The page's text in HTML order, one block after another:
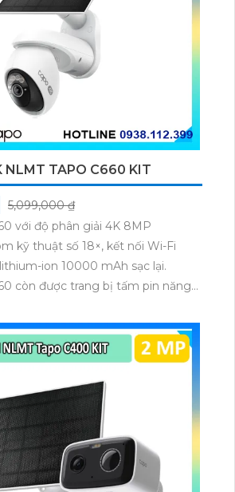
NLMT TAPO C660 KIT
5,099,000 ₫
với độ phân giải 4K 8MP
kỹ thuật số 18×, kết nối Wi-Fi
ion 10000 mAh sạc lại.
còn được trang bị tấm pin năng
tiện, lưu trữ thẻ microSD tối đa 512